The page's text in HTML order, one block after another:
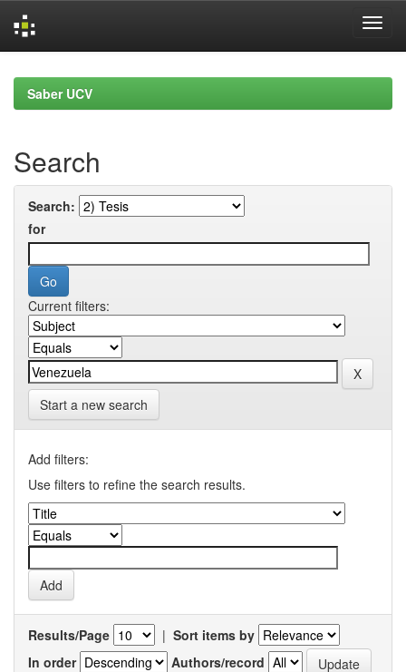
navigationSaber UCV
Search
Search:
for
Current filters:
Start a new search
Add filters:
Use filters to refine the search results.
Results/Page | Sort items by
In order
Authors/record